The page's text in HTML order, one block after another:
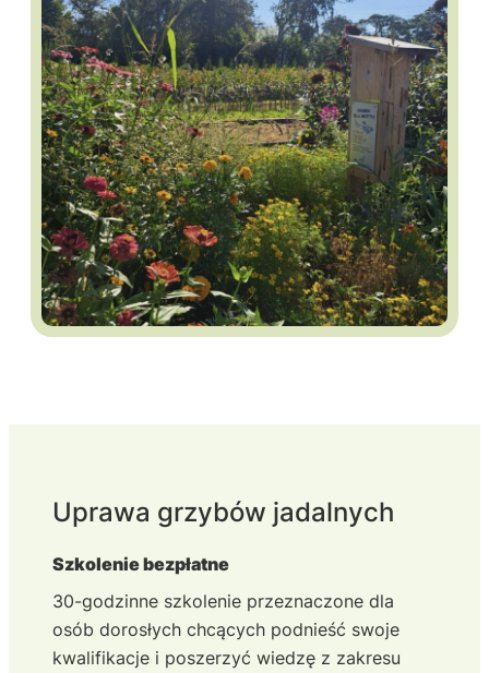
Uprawa grzybów jadalnych
Szkolenie bezpłatne
30-godzinne szkolenie przeznaczone dla
osób dorosłych chcących podnieść swoje
kwalifikacje i poszerzyć wiedzę z zakresu